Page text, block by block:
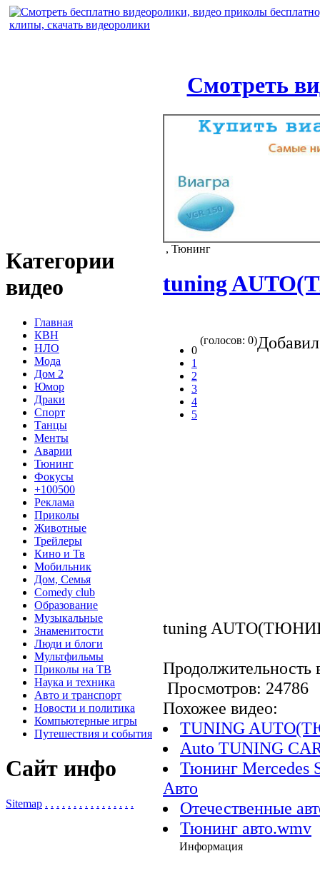
Смотреть
Категории
видео
Главная
КВН
НЛО
Мода
Дом 2
Юмор
Драки
Спорт
Танцы
Менты
Аварии
Тюнинг
Фокусы
+100500
Реклама
Приколы
Животные
Трейлеры
Кино и Тв
Мобильник
Дом, Семья
Comedy club
Образование
Музыкальные
Знаменитости
Люди и блоги
Мультфильмы
Приколы на ТВ
Наука и техника
Авто и транспорт
Новости и политика
Компьютерные игры
Путешествия и события
Сайт инфо
Sitemap . . . . . . . . . . . . . . . .
, Тюнинг
tuning
0
1
2
3
4
5
(голосов: 0)
tuning
Продолжительность
Просмотров:
Похожее видео:
TUNING
Auto TUNING
Тюнинг Mercedes
Авто
Отечественные
Тюнинг авто.wmv
Информация